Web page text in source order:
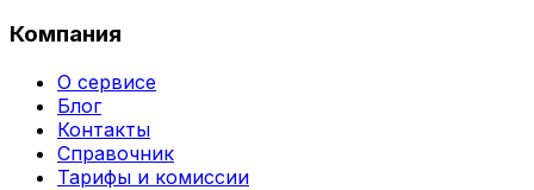
Компания
О сервисе
Блог
Контакты
Справочник
Тарифы и комиссии